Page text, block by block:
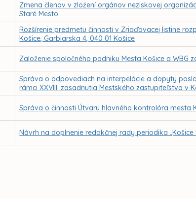
Zmena členov v zložení orgánov neziskovej
Staré Mesto
Rozšírenie predmetu činnosti v Zriaďovacej listine
Košice, Garbiarska 4, 040 01 Košice
Založenie spoločného podniku Mesta Košice a WBG
Správa o odpovediach na interpelácie a dopyty
rámci XXVIII. zasadnutia Mestského zastupiteľstva v
Správa o činnosti Útvaru hlavného kontrolóra mesta
Návrh na doplnenie redakčnej rady periodika „Košice